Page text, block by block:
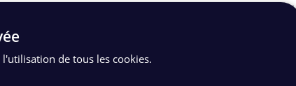
en temps réel alors qu’il est essentiel d’assurer
de ville.
l'utilisation de tous les cookies.